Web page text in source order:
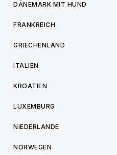
DÄNEMARK MIT HUND
FRANKREICH
GRIECHENLAND
ITALIEN
KROATIEN
LUXEMBURG
NIEDERLANDE
NORWEGEN